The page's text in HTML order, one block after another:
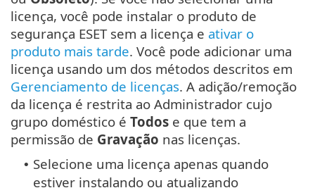
licença, você pode instalar o produto de
segurança ESET sem a licença e ativar o
produto mais tarde. Você pode adicionar uma
licença usando um dos métodos descritos em
Gerenciamento de licenças. A adição/remoção
da licença é restrita ao Administrador cujo
grupo doméstico é Todos e que tem a
permissão de Gravação nas licenças.
• Selecione uma licença apenas quando
estiver instalando ou atualizando